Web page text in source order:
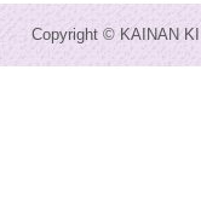
Copyright © KAINAN